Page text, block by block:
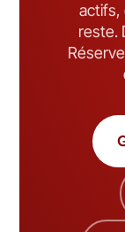
actifs,
reste.